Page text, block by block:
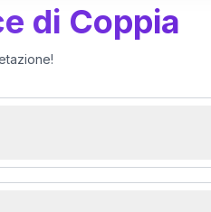
di Coppia